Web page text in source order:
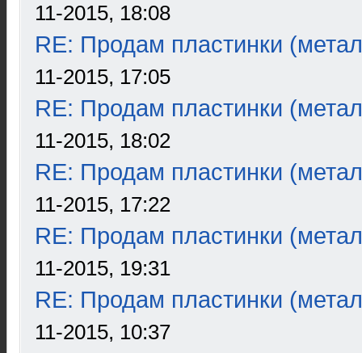
11-2015, 18:08
RE: Продам пластинки
11-2015, 17:05
RE: Продам пластинки
11-2015, 18:02
RE: Продам пластинки
11-2015, 17:22
RE: Продам пластинки
11-2015, 19:31
RE: Продам пластинки
11-2015, 10:37